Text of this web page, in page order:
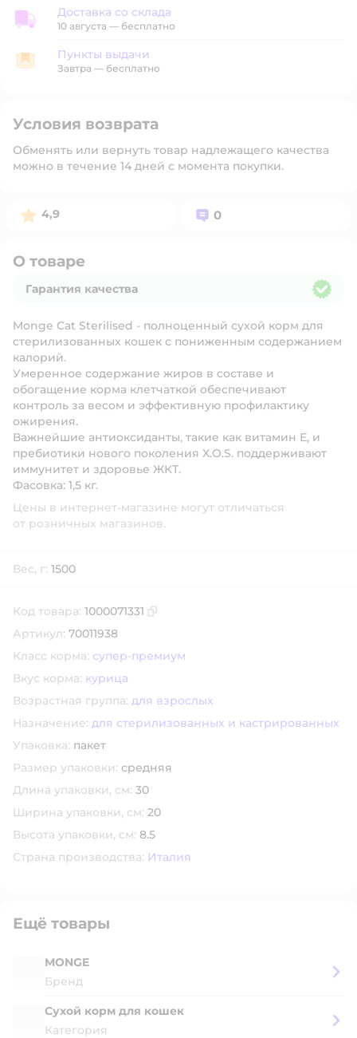
Доставка со склада
Доставка со склада
10 августа — бесплатно
Пункты выдачи
Пункты выдачи
Завтра — бесплатно
Условия возврата
Обменять или вернуть товар надлежащего качества
можно в течение 14 дней с момента покупки.
Рейтинг:
4,9 Вопросов:
0
О товаре
Гарантия качества
Monge Cat Sterilised - полноценный сухой корм для
стерилизованных кошек с пониженным содержанием
калорий.
Умеренное содержание жиров в составе и
обогащение корма клетчаткой обеспечивают
контроль за весом и эффективную профилактику
ожирения.
Важнейшие антиоксиданты, такие как витамин Е, и
пребиотики нового поколения X.O.S. поддерживают
иммунитет и здоровье ЖКТ.
Фасовка: 1,5 кг.
Цены в интернет-магазине могут отличаться
от розничных магазинов.
Вес, г: 1500
Код товара: 1000071331
Артикул: 70011938
Класс корма: супер-премиум
Вкус корма: курица
Возрастная группа: для взрослых
Назначение: для стерилизованных и кастрированных
Упаковка: пакет
Размер упаковки: средняя
Длина упаковки, см: 30
Ширина упаковки, см: 20
Высота упаковки, см: 8.5
Страна производства: Италия
Ещё товары
MONGE
Бренд
Сухой корм для кошек
Категория